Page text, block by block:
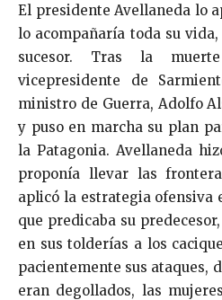
El presidente Avellaneda lo
lo acompañaría toda su
sucesor. Tras la
vicepresidente de
ministro de Guerra, Adolfo
y puso en marcha su plan
la Patagonia. Avellaneda
proponía llevar las
aplicó la estrategia ofensiva
que predicaba su
en sus tolderías a los
pacientemente sus ataques,
eran degollados, las